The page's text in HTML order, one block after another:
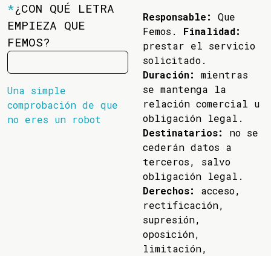
*¿CON QUÉ LETRA
EMPIEZA QUE
FEMOS?
Una simple
comprobación de que
no eres un robot
Responsable:
Que
Femos. Finalidad:
prestar el servicio
solicitado.
Duración:
mientras
se mantenga la
relación comercial u
obligación legal.
Destinatarios:
no se
cederán datos a
terceros, salvo
obligación legal.
Derechos:
acceso,
rectificación,
supresión,
oposición,
limitación,